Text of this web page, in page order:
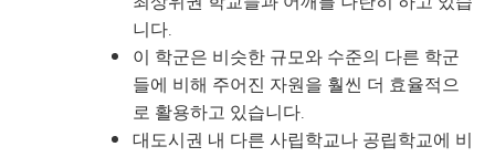
니다.
이 학군은 비슷한 규모와 수준의 다른 학군
들에 비해 주어진 자원을 훨씬 더 효율적으
로 활용하고 있습니다.
대도시권 내 다른 사립학교나 공립학교에 비